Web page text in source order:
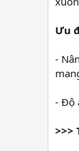
Ưu
-
- Độ
>>>